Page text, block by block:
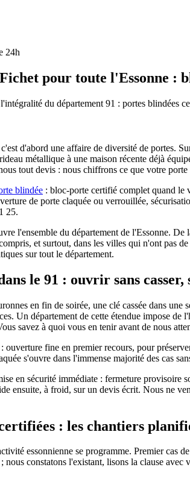
24h
pour toute l'Essonne :
du département 91 : portes blindées
d'abord une affaire de diversité de portes.
métallique à une maison récente déjà
tout devis : nous chiffrons ce que votre
blindée : bloc-porte certifié complet quand le
de porte claquée ou verrouillée,
25.
l'ensemble du département de l'Essonne.
et surtout, dans les villes qui n'ont pas
sur tout le département.
le 91 : ouvrir sans casser,
en fin de soirée, une clé cassée dans
Un département de cette étendue impose de
savez à quoi vous en tenir avant de nous
ouverture fine en premier recours, pour
s'ouvre dans l'immense majorité des cas
en sécurité immédiate : fermeture
ensuite, à froid, sur un devis écrit. Nous ne
: les chantiers
essonnienne se programme. Premier cas
nous constatons l'existant, lisons la clause